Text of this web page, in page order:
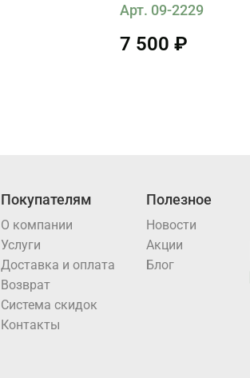
Арт. 09-2229
7 500 ₽
Покупателям
О компании
Услуги
Доставка и оплата
Возврат
Система скидок
Контакты
Полезное
Новости
Акции
Блог